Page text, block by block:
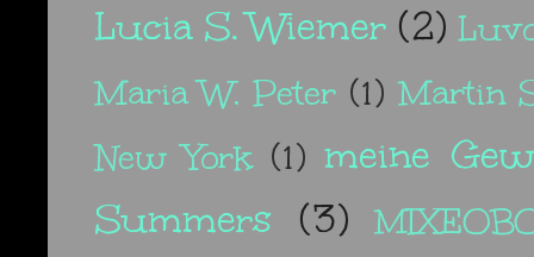
Lucia S. Wiemer (2)
Maria W. Peter (1) Martin
New York (1) meine
Summers (3)